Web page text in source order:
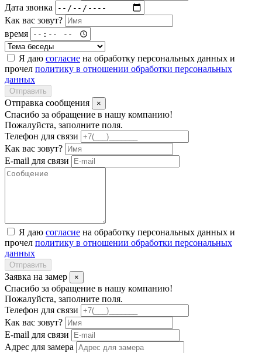
Дата звонка
Как вас зовут?
время
Я даю согласие на обработку персональных данных и
прочел политику в отношении обработки персональных
данных
Отправить
Отправка сообщения ×
Спасибо за обращение в нашу компанию!
Пожалуйста, заполните поля.
Телефон для связи
Как вас зовут?
E-mail для связи
Я даю согласие на обработку персональных данных и
прочел политику в отношении обработки персональных
данных
Отправить
Заявка на замер ×
Спасибо за обращение в нашу компанию!
Пожалуйста, заполните поля.
Телефон для связи
Как вас зовут?
E-mail для связи
Адрес для замера